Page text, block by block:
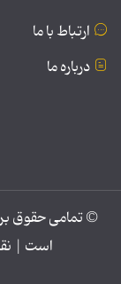
ارتباط با ما
درباره ما
© تمامی حقوق
است |